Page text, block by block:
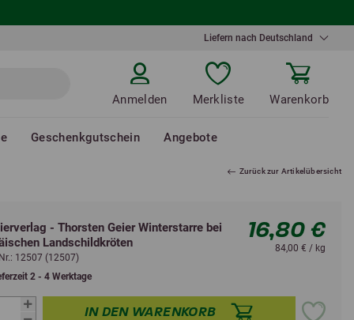
Liefern nach Deutschland
Anmelden Merkliste Warenkorb
Geschenkgutschein Angebote
Zurück zur Artikelübersicht
- Thorsten Geier Winterstarre bei
Landschildkröten
12507 (12507)
2 - 4 Werktage
16,80 €
84,00 € / kg
IN DEN WARENKORB